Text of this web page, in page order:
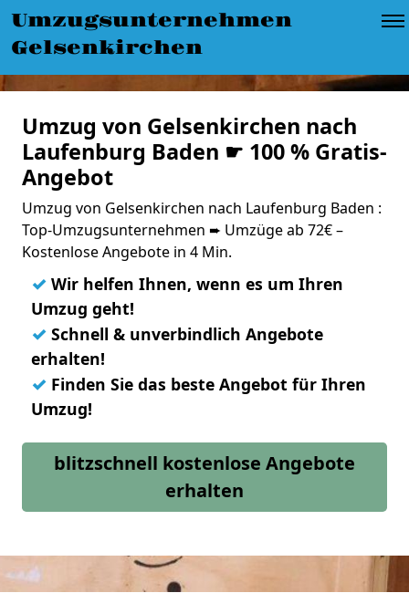
Umzugsunternehmen
Gelsenkirchen
Umzug von Gelsenkirchen nach
Laufenburg Baden ☛ 100 % Gratis-
Angebot
Umzug von Gelsenkirchen nach Laufenburg Baden :
Top-Umzugsunternehmen ➨ Umzüge ab 72€ –
Kostenlose Angebote in 4 Min.
✓ Wir helfen Ihnen, wenn es um Ihren
Umzug geht!
✓ Schnell & unverbindlich Angebote
erhalten!
✓ Finden Sie das beste Angebot für Ihren
Umzug!
blitzschnell kostenlose Angebote
erhalten